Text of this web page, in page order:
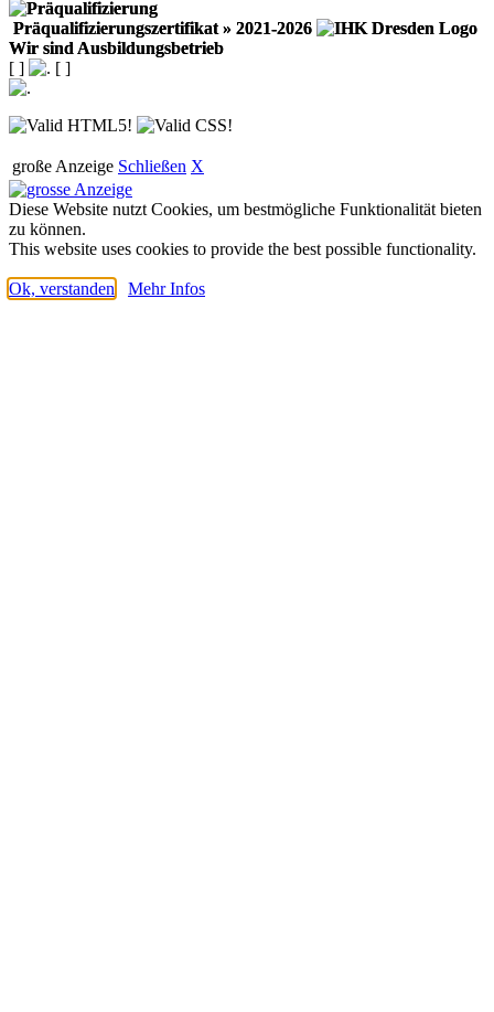
Präqualifizierungszertifikat» 2021-2026
Wir sind Ausbildungsbetrieb
[ ] [ ]
große Anzeige Schließen X
Diese Website nutzt Cookies, um bestmögliche Funktionalität bieten
zu können.
This website uses cookies to provide the best possible functionality.
Ok, verstanden Mehr Infos